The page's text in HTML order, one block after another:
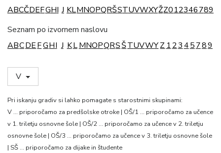
ABCČDEFGHI J KLMNOPQRŠSTUVWXYŽZ012346789
Seznam po izvornem naslovu
ABCDEFGHI J KLMNOPQRSŠTUVWYZ 1 2345789
V
Pri iskanju gradiv si lahko pomagate s starostnimi skupinami:
V … priporočamo za predšolske otroke | OŠ/1 … priporočamo za učence
v 1. triletju osnovne šole | OŠ/2 … priporočamo za učence v 2. triletju
osnovne šole | OŠ/3 … priporočamo za učence v 3. triletju osnovne šole
| SŠ … priporočamo za dijake in študente